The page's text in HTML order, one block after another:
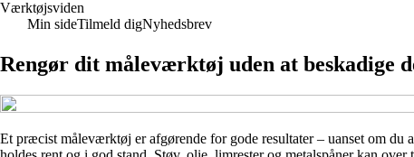
Værktøjsviden
Min sideTilmeld digNyhedsbrev
Rengør dit måleværktøj uden at beskadige
Et præcist måleværktøj er afgørende for gode resultater – uanset om du